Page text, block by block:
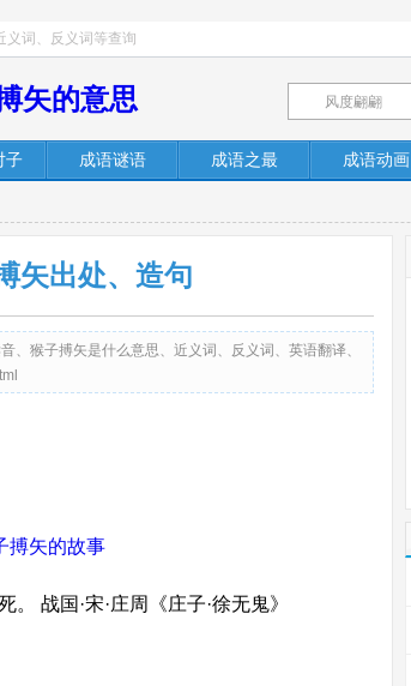
义词、反义词等查询
矢的意思
子 成语谜语 成语之最 成语动画
矢出处、造句
猴子搏矢是什么意思、近义词、反义词、英语翻译、
搏矢的故事
战国·宋·庄周《庄子·徐无鬼》